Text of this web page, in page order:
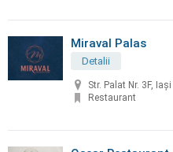
Miraval Palas
Detalii
Str. Palat Nr. 3F, Iași
Restaurant